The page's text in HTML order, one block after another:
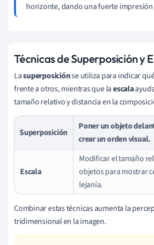
horizonte, dando una fuerte
Técnicas de Superposición y
Lasuperposiciónse utiliza para indicar
frente a otros, mientras que laescala
tamaño relativo y distancia en la
Superposición
Poner un objeto
crear un orden visual.
Escala
Modificar el tamaño
objetos para mostrar
lejanía.
Combinar estas técnicas aumenta la
tridimensional en la imagen.